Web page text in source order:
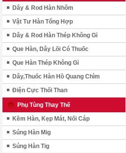
Dây & Rod Hàn Nhôm
Vật Tư Hàn Tổng Hợp
Dây & Rod Hàn Thép Không Gỉ
Que Hàn, Dây Lõi Có Thuốc
Que Hàn Thép Không Gỉ
Dây,Thuốc Hàn Hồ Quang Chìm
Điện Cực Thối Than
Phụ Tùng Thay Thế
Kềm Hàn, Kẹp Mát, Nối Cáp
Súng Hàn Mig
Súng Hàn Tig